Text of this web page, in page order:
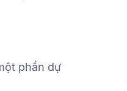
phần dự